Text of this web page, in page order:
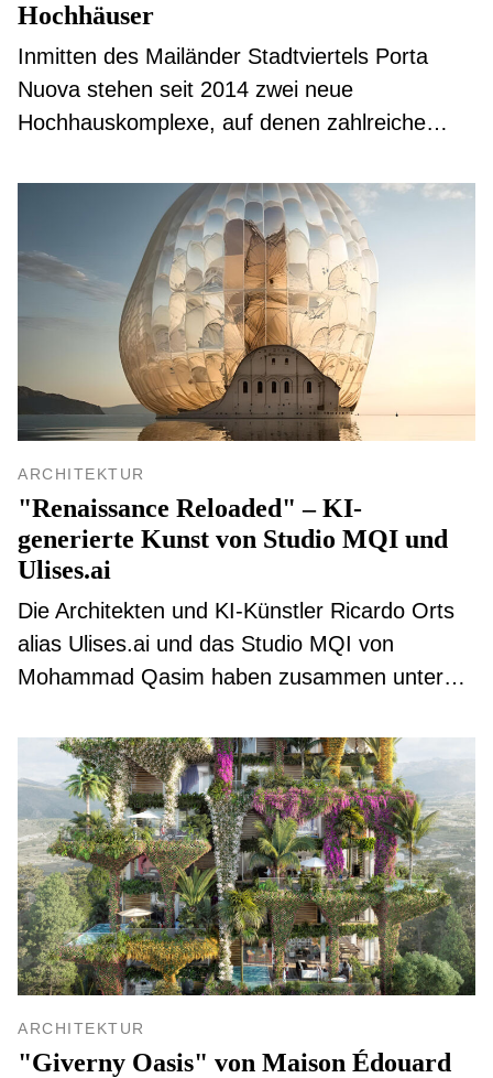
Hochhäuser
Inmitten des Mailänder Stadtviertels Porta
Nuova stehen seit 2014 zwei neue
Hochhauskomplexe, auf denen zahlreiche
Verticale (dt. vertikaler Wald) von Stefan Boeri
Architetti gilt als Paradebeispiel dafür, wie
nachhaltiger und grüner Wohnungsbau im
urbanen Raum zukünftig aussehen kann.
ARCHITEKTUR
"Renaissance Reloaded" – KI-
generierte Kunst von Studio MQI und
Ulises.ai
Die Architekten und KI-Künstler Ricardo Orts
alias Ulises.ai und das Studio MQI von
Mohammad Qasim haben zusammen unter
fantasievolle Objekte in fremden Dimensionen
geschaffen.
ARCHITEKTUR
"Giverny Oasis" von Maison Édouard